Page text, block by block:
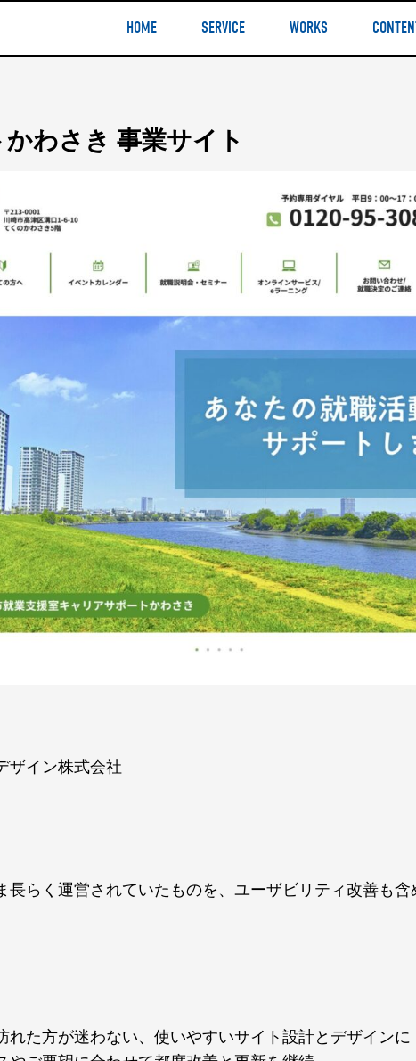
HOME SERVICE WORKS
わさき 事業サイト
ザイン株式会社
長らく運営されていたものを、ユーザビリティ改善も
れた方が迷わない、使いやすいサイト設計とデザインに